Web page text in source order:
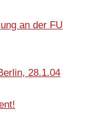
an der FU
28.1.04